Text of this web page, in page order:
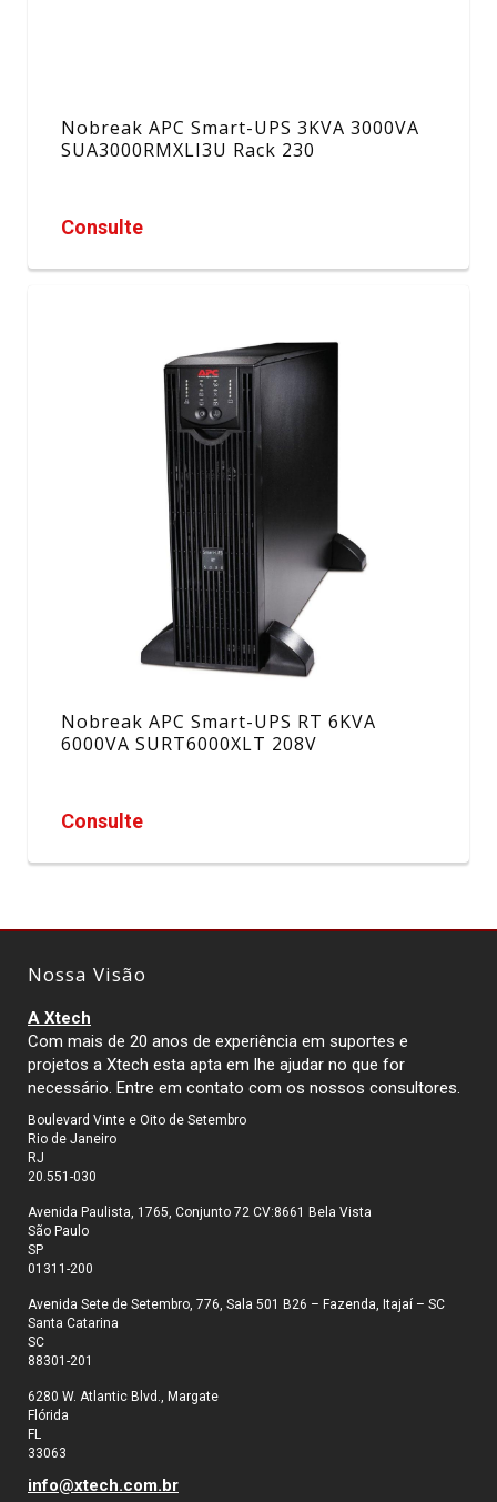
Nobreak APC Smart-UPS 3KVA 3000VA
SUA3000RMXLI3U Rack 230
Consulte
Nobreak APC Smart-UPS RT 6KVA
6000VA SURT6000XLT 208V
Consulte
Nossa Visão
A Xtech
Com mais de 20 anos de experiência em suportes e
projetos a Xtech esta apta em lhe ajudar no que for
necessário. Entre em contato com os nossos consultores.
Boulevard Vinte e Oito de Setembro
Rio de Janeiro
RJ
20.551-030
Avenida Paulista, 1765, Conjunto 72 CV:8661 Bela Vista
São Paulo
SP
01311-200
Avenida Sete de Setembro, 776, Sala 501 B26 – Fazenda, Itajaí – SC
Santa Catarina
SC
88301-201
6280 W. Atlantic Blvd., Margate
Flórida
FL
33063
info@xtech.com.br